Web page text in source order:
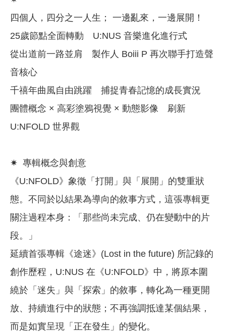
四個人，四分之一人生； 一邊亂來，一邊展開！
25歲節點全面轉動 U:NUS 音樂進化進行式
從出道前一路並肩 製作人 Boiii P 再次聯手打造聲
音核心
千禧年曲風自由跳躍 捕捉青春記憶的成長實況
團體概念 × 高彩塗鴉視覺 × 動態影像 刷新
U:NFOLD 世界觀
✷ 專輯概念與創意
《U:NFOLD》象徵「打開」與「展開」的雙重狀
態。不同於以結果為導向的敘事方式，這張專輯更
關注過程本身：「那些尚未完成、仍在變動中的片
段。」
延續首張專輯《途迷》(Lost in the future) 所記錄的
創作歷程，U:NUS 在《U:NFOLD》中，將原本圍
繞於「迷失」與「探索」的敘事，轉化為一種更開
放、持續進行中的狀態；不再強調抵達某個結果，
而是如實呈現「正在發生」的變化。